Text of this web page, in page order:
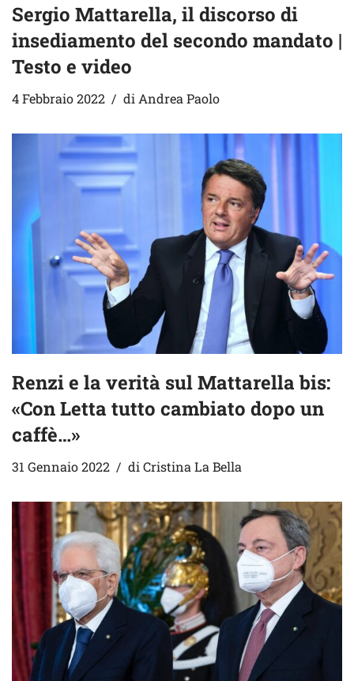
Sergio Mattarella, il discorso di
insediamento del secondo mandato |
Testo e video
4 Febbraio 2022 di Andrea Paolo
Renzi e la verità sul Mattarella bis:
«Con Letta tutto cambiato dopo un
caffè…»
31 Gennaio 2022 di Cristina La Bella